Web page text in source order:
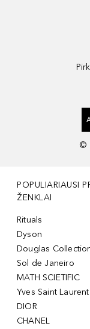
©
POPULIARIAUSI
ŽENKLAI
Rituals
Dyson
Douglas
Sol de Janeiro
MATH SCIETIFIC
Yves Saint Laurent
DIOR
CHANEL